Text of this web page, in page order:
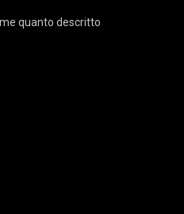
quanto descritto